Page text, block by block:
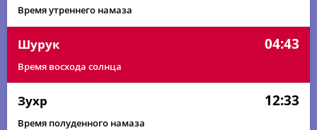
Время утреннего намаза
Шурук 04:43
Время восхода солнца
Зухр 12:33
Время полуденного намаза